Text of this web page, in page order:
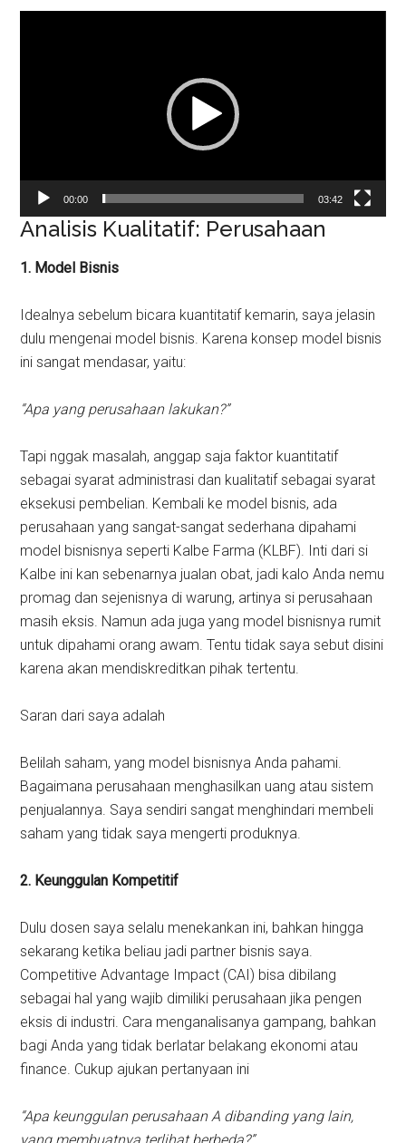
00:00 03:42
Analisis Kualitatif: Perusahaan
1. Model Bisnis
Idealnya sebelum bicara kuantitatif kemarin, saya jelasin
dulu mengenai model bisnis. Karena konsep model bisnis
ini sangat mendasar, yaitu:
“Apa yang perusahaan lakukan?”
Tapi nggak masalah, anggap saja faktor kuantitatif
sebagai syarat administrasi dan kualitatif sebagai syarat
eksekusi pembelian. Kembali ke model bisnis, ada
perusahaan yang sangat-sangat sederhana dipahami
model bisnisnya seperti Kalbe Farma (KLBF). Inti dari si
Kalbe ini kan sebenarnya jualan obat, jadi kalo Anda nemu
promag dan sejenisnya di warung, artinya si perusahaan
masih eksis. Namun ada juga yang model bisnisnya rumit
untuk dipahami orang awam. Tentu tidak saya sebut disini
karena akan mendiskreditkan pihak tertentu.
Saran dari saya adalah
Belilah saham, yang model bisnisnya Anda pahami.
Bagaimana perusahaan menghasilkan uang atau sistem
penjualannya. Saya sendiri sangat menghindari membeli
saham yang tidak saya mengerti produknya.
2. Keunggulan Kompetitif
Dulu dosen saya selalu menekankan ini, bahkan hingga
sekarang ketika beliau jadi partner bisnis saya.
Competitive Advantage Impact (CAI) bisa dibilang
sebagai hal yang wajib dimiliki perusahaan jika pengen
eksis di industri. Cara menganalisanya gampang, bahkan
bagi Anda yang tidak berlatar belakang ekonomi atau
finance. Cukup ajukan pertanyaan ini
“Apa keunggulan perusahaan A dibanding yang lain,